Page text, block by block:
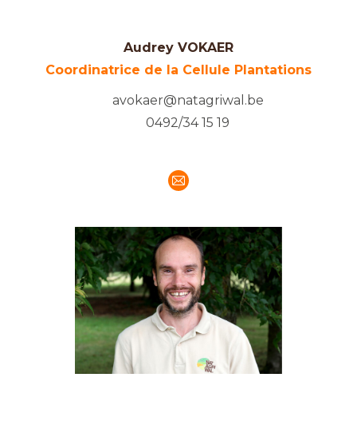
Audrey VOKAER
Coordinatrice de la Cellule Plantations
avokaer@natagriwal.be
0492/34 15 19
E-